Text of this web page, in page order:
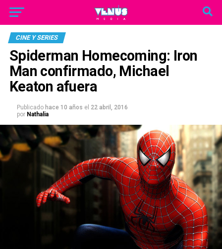
CINE Y SERIES
Spiderman Homecoming: Iron
Man confirmado, Michael
Keaton afuera
Publicado hace 10 años el 22 abril, 2016
por Nathalia